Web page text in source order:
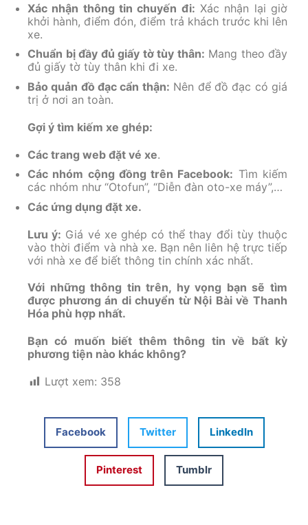
Xác nhận thông tin chuyến đi: Xác nhận lại giờ
khởi hành, điểm đón, điểm trả khách trước khi lên
xe.
Chuẩn bị đầy đủ giấy tờ tùy thân: Mang theo đầy
đủ giấy tờ tùy thân khi đi xe.
Bảo quản đồ đạc cẩn thận: Nên để đồ đạc có giá
trị ở nơi an toàn.
Gợi ý tìm kiếm xe ghép:
Các trang web đặt vé xe.
Các nhóm cộng đồng trên Facebook: Tìm kiếm
các nhóm như “Otofun”, “Diễn đàn oto-xe máy”,…
Các ứng dụng đặt xe.
Lưu ý: Giá vé xe ghép có thể thay đổi tùy thuộc
vào thời điểm và nhà xe. Bạn nên liên hệ trực tiếp
với nhà xe để biết thông tin chính xác nhất.
Với những thông tin trên, hy vọng bạn sẽ tìm
được phương án di chuyển từ Nội Bài về Thanh
Hóa phù hợp nhất.
Bạn có muốn biết thêm thông tin về bất kỳ
phương tiện nào khác không?
Lượt xem: 358
Facebook Twitter LinkedIn
Pinterest Tumblr